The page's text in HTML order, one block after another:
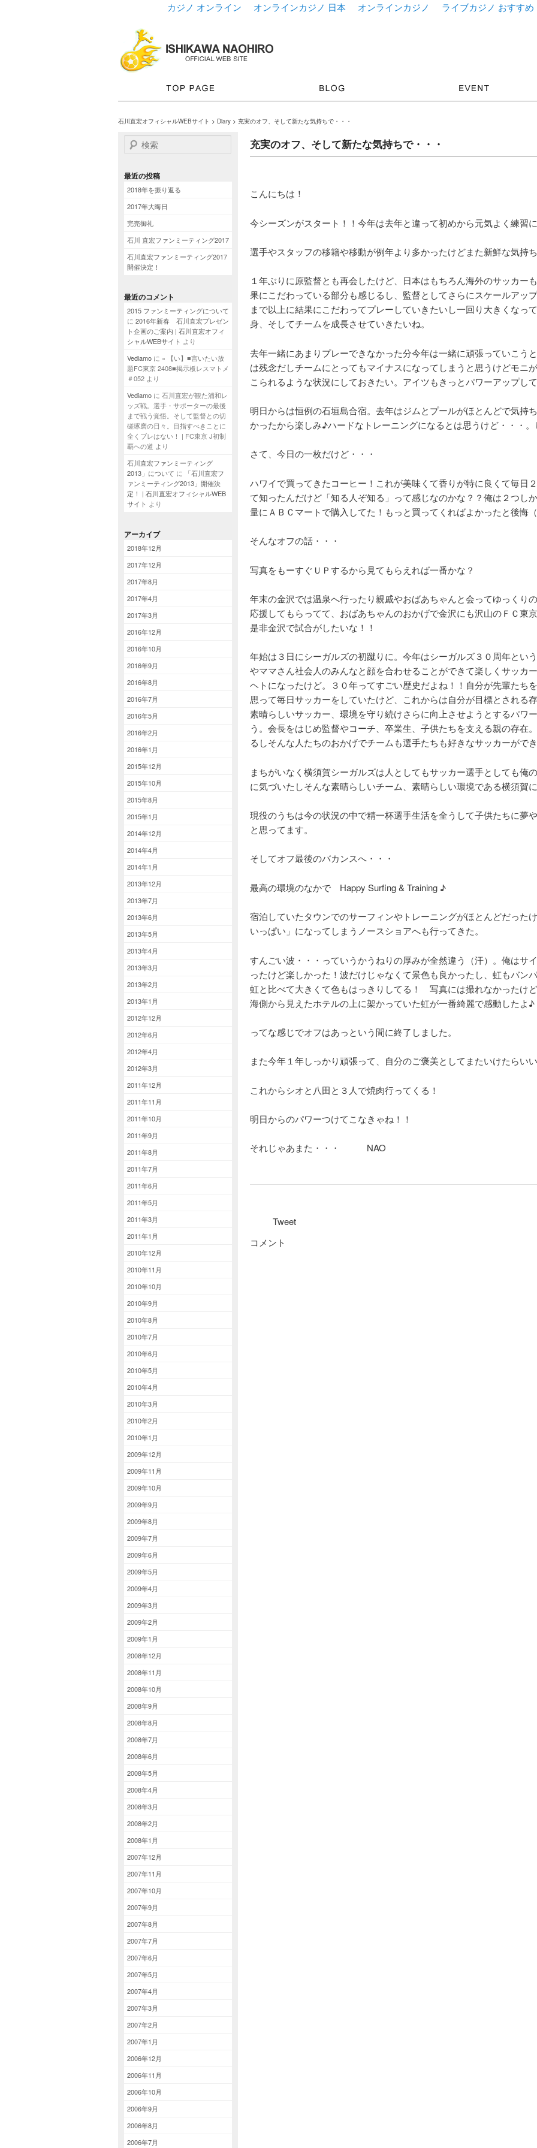
カジノ オンライン オンラインカジノ 日本 オンラインカジノ ライブカジノ おすすめ
石川直宏オフィシャルWEBサイト > Diary > 充実のオフ、そして新たな気持ちで・・・
検索
最近の投稿
2018年を振り返る
2017年大晦日
完売御礼
石川 直宏ファンミーティング2017
石川直宏ファンミーティング2017
開催決定！
最近のコメント
2015 ファンミーティングについて
に 2016年新春 石川直宏プレゼン
ト企画のご案内 | 石川直宏オフィ
シャルWEBサイト より
Vediamo に » 【い】■言いたい放
題FC東京 2408■掲示板レスマトメ
＃052 より
Vediamo に 石川直宏が観た浦和レ
ッズ戦。選手・サポーターの最後
まで戦う覚悟。そして監督との切
磋琢磨の日々。目指すべきことに
全くブレはない！ | FC東京 J初制
覇への道 より
石川直宏ファンミーティング
2013」について に
「石川直宏フ
ァンミーティング2013」開催決
定！ | 石川直宏オフィシャルWEB
サイト より
アーカイブ
2018年12月
2017年12月
2017年8月
2017年4月
2017年3月
2016年12月
2016年10月
2016年9月
2016年8月
2016年7月
2016年5月
2016年2月
2016年1月
2015年12月
2015年10月
2015年8月
2015年1月
2014年12月
2014年4月
2014年1月
2013年12月
2013年7月
2013年6月
2013年5月
2013年4月
2013年3月
2013年2月
2013年1月
2012年12月
2012年6月
2012年4月
2012年3月
2011年12月
2011年11月
2011年10月
2011年9月
2011年8月
2011年7月
2011年6月
2011年5月
2011年3月
2011年1月
2010年12月
2010年11月
2010年10月
2010年9月
2010年8月
2010年7月
2010年6月
2010年5月
2010年4月
2010年3月
2010年2月
2010年1月
2009年12月
2009年11月
2009年10月
2009年9月
2009年8月
2009年7月
2009年6月
2009年5月
2009年4月
2009年3月
2009年2月
2009年1月
2008年12月
2008年11月
2008年10月
2008年9月
2008年8月
2008年7月
2008年6月
2008年5月
2008年4月
2008年3月
2008年2月
2008年1月
2007年12月
2007年11月
2007年10月
2007年9月
2007年8月
2007年7月
2007年6月
2007年5月
2007年4月
2007年3月
2007年2月
2007年1月
2006年12月
2006年11月
2006年10月
2006年9月
2006年8月
2006年7月
充実のオフ、そして新たな気持ちで・・・
こんにちは！
今シーズンがスタート！！今年は去年と違って初めから元気よく練習に
選手やスタッフの移籍や移動が例年より多かったけどまた新鮮な気持
１年ぶりに原監督とも再会したけど、日本はもちろん海外のサッカー
果にこだわっている部分も感じるし、監督としてさらにスケールアッ
まで以上に結果にこだわってプレーしていきたいし一回り大きくなっ
身、そしてチームを成長させていきたいね。
去年一緒にあまりプレーできなかった分今年は一緒に頑張っていこう
は残念だしチームにとってもマイナスになってしまうと思うけどモニ
こられるような状況にしておきたい。アイツもきっとパワーアップし
明日からは恒例の石垣島合宿。去年はジムとプールがほとんどで気持
かったから楽しみ♪ハードなトレーニングになるとは思うけど・・・。
さて、今日の一枚だけど・・・
ハワイで買ってきたコーヒー！これが美味くて香りが特に良くて毎
て知ったんだけど「知る人ぞ知る」って感じなのかな？？俺は２つし
量にＡＢＣマートで購入してた！もっと買ってくればよかったと後悔（
そんなオフの話・・・
写真をもーすぐＵＰするから見てもらえれば一番かな？
年末の金沢では温泉へ行ったり親戚やおばあちゃんと会ってゆっくり
応援してもらってて、おばあちゃんのおかげで金沢にも沢山のＦＣ東
是非金沢で試合がしたいな！！
年始は３日にシーガルズの初蹴りに。今年はシーガルズ３０周年とい
やママさん社会人のみんなと顔を合わせることができて楽しくサッカ
ヘトになったけど。３０年ってすごい歴史だよね！！自分が先輩たち
思って毎日サッカーをしていたけど、これからは自分が目標とされる
素晴らしいサッカー、環境を守り続けさらに向上させようとするパワ
う。会長をはじめ監督やコーチ、卒業生、子供たちを支える親の存在
るしそんな人たちのおかげでチームも選手たちも好きなサッカーがで
まちがいなく横須賀シーガルズは人としてもサッカー選手としても俺
に気づいたしそんな素晴らしいチーム、素晴らしい環境である横須賀
現役のうちは今の状況の中で精一杯選手生活を全うして子供たちに夢
と思ってます。
そしてオフ最後のバカンスへ・・・
最高の環境のなかで Happy Surfing & Training ♪
宿泊していたタウンでのサーフィンやトレーニングがほとんどだった
いっぱい」になってしまうノースショアへも行ってきた。
すんごい波・・・っていうかうねりの厚みが全然違う（汗）。俺はサ
ったけど楽しかった！波だけじゃなくて景色も良かったし、虹もバン
虹と比べて大きくて色もはっきりしてる！ 写真には撮れなかったけど
海側から見えたホテルの上に架かっていた虹が一番綺麗で感動したよ♪
ってな感じでオフはあっという間に終了しました。
また今年１年しっかり頑張って、自分のご褒美としてまたいけたらい
これからシオと八田と３人で焼肉行ってくる！
明日からのパワーつけてこなきゃね！！
それじゃあまた・・・ NAO
Tweet
コメント